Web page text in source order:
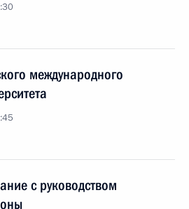
международного
с руководством